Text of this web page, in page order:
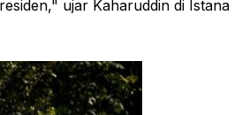
ujar Kaharuddin di Istana